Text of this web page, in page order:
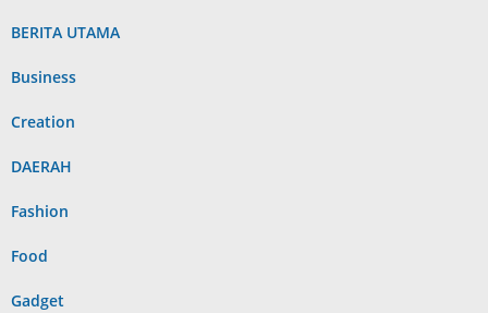
BERITA UTAMA
Business
Creation
DAERAH
Fashion
Food
Gadget